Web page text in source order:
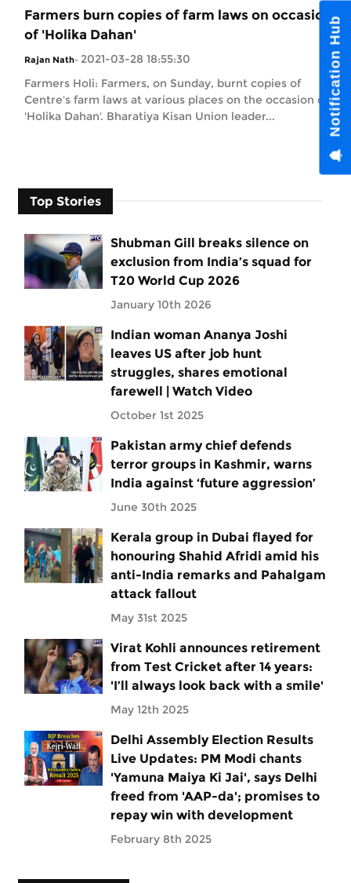
Farmers burn copies of farm laws on occasion
of 'Holika Dahan'
Rajan Nath- 2021-03-28 18:55:30
Farmers Holi: Farmers, on Sunday, burnt copies of
Centre's farm laws at various places on the occasion of
'Holika Dahan'. Bharatiya Kisan Union leader...
Top Stories
Shubman Gill breaks silence on
exclusion from India’s squad for
T20 World Cup 2026
January 10th 2026
Indian woman Ananya Joshi
leaves US after job hunt
struggles, shares emotional
farewell | Watch Video
October 1st 2025
Pakistan army chief defends
terror groups in Kashmir, warns
India against ‘future aggression’
June 30th 2025
Kerala group in Dubai flayed for
honouring Shahid Afridi amid his
anti-India remarks and Pahalgam
attack fallout
May 31st 2025
Virat Kohli announces retirement
from Test Cricket after 14 years:
'I’ll always look back with a smile'
May 12th 2025
Delhi Assembly Election Results
Live Updates: PM Modi chants
'Yamuna Maiya Ki Jai', says Delhi
freed from 'AAP-da'; promises to
repay win with development
February 8th 2025